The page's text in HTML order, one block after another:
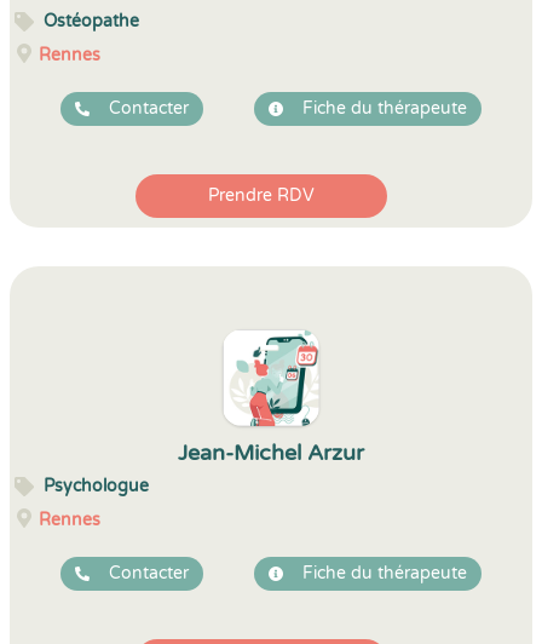
Ostéopathe
Rennes
Contacter Fiche du thérapeute
Prendre RDV
Jean-Michel Arzur
Psychologue
Rennes
Contacter Fiche du thérapeute